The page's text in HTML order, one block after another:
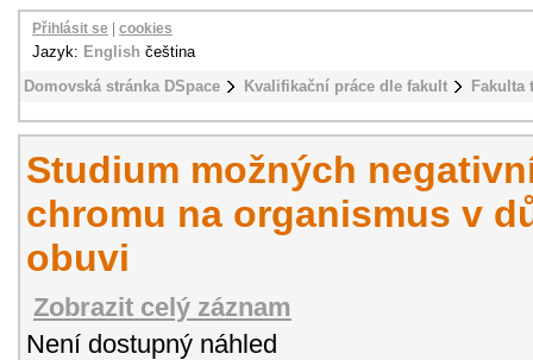
Domovská stránka DSpace Kvalifikační práce dle fakult Fakulta
Přihlásit se cookies
Jazyk: English čeština
Studium možných
chromu na organismus v
obuvi
Zobrazit celý záznam
Není dostupný náhled